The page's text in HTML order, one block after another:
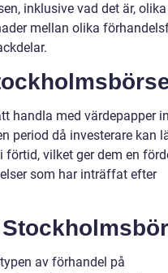
inklusive vad det är,
mellan olika
handla med värdepapper
period då investerare kan
vilket ger dem en
som har inträffat efter
av förhandel på